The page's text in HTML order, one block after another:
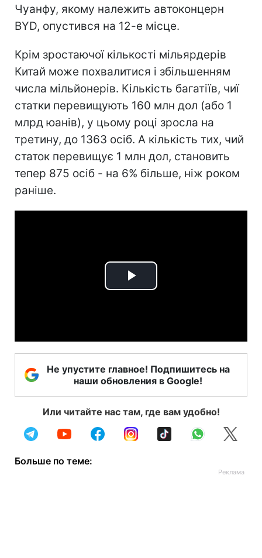
Чуанфу, якому належить автоконцерн
BYD, опустився на 12-е місце.
Крім зростаючої кількості мільярдерів
Китай може похвалитися і збільшенням
числа мільйонерів. Кількість багатіїв, чиї
статки перевищують 160 млн дол (або 1
млрд юанів), у цьому році зросла на
третину, до 1363 осіб. А кількість тих, чий
статок перевищує 1 млн дол, становить
тепер 875 осіб - на 6% більше, ніж роком
раніше.
Play
Не упустите главное! Подпишитесь на
наши обновления в Google!
Или читайте нас там, где вам удобно!
Больше по теме: